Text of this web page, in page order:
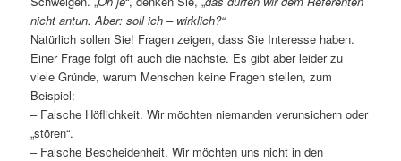
nicht antun. Aber: soll ich – wirklich?“
Natürlich sollen Sie! Fragen zeigen, dass Sie Interesse haben.
Einer Frage folgt oft auch die nächste. Es gibt aber leider zu
viele Gründe, warum Menschen keine Fragen stellen, zum
Beispiel:
– Falsche Höflichkeit. Wir möchten niemanden verunsichern oder
„stören“.
– Falsche Bescheidenheit. Wir möchten uns nicht in den